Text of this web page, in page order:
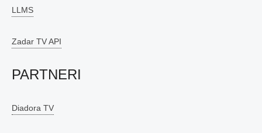
LLMS
Zadar TV API
PARTNERI
Diadora TV